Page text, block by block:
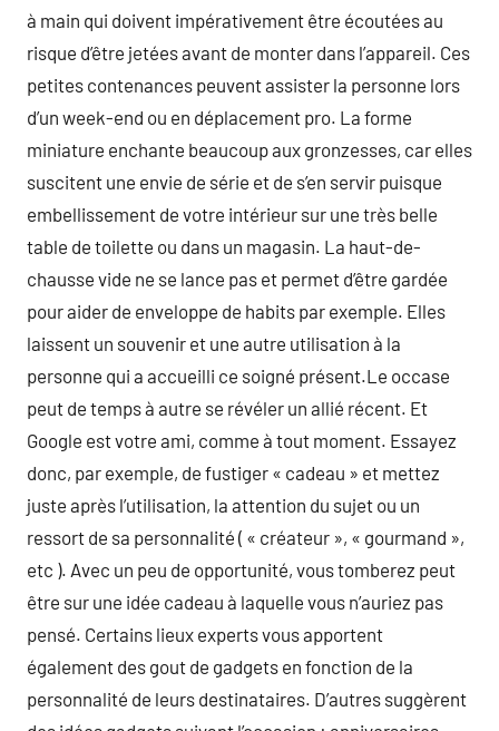
à main qui doivent impérativement être écoutées au
risque d’être jetées avant de monter dans l’appareil. Ces
petites contenances peuvent assister la personne lors
d’un week-end ou en déplacement pro. La forme
miniature enchante beaucoup aux gronzesses, car elles
suscitent une envie de série et de s’en servir puisque
embellissement de votre intérieur sur une très belle
table de toilette ou dans un magasin. La haut-de-
chausse vide ne se lance pas et permet d’être gardée
pour aider de enveloppe de habits par exemple. Elles
laissent un souvenir et une autre utilisation à la
personne qui a accueilli ce soigné présent.Le occase
peut de temps à autre se révéler un allié récent. Et
Google est votre ami, comme à tout moment. Essayez
donc, par exemple, de fustiger « cadeau » et mettez
juste après l’utilisation, la attention du sujet ou un
ressort de sa personnalité ( « créateur », « gourmand »,
etc ). Avec un peu de opportunité, vous tomberez peut
être sur une idée cadeau à laquelle vous n’auriez pas
pensé. Certains lieux experts vous apportent
également des gout de gadgets en fonction de la
personnalité de leurs destinataires. D’autres suggèrent